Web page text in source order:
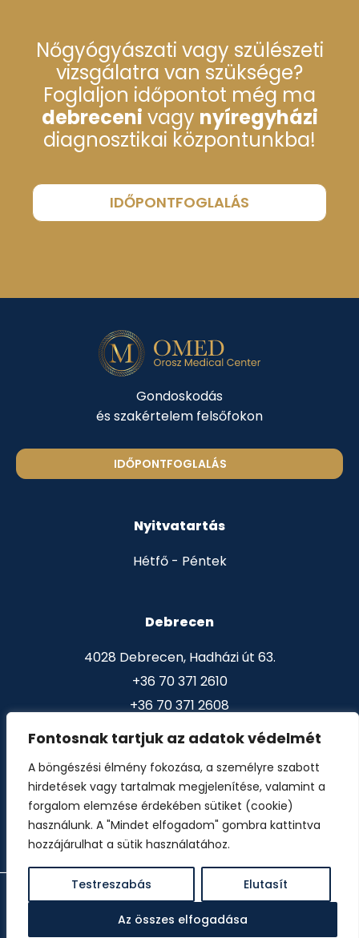
Fontosnak tartjuk az adatok védelmét
A böngészési élmény fokozása, a személyre szabott
hirdetések vagy tartalmak megjelenítése, valamint a
forgalom elemzése érdekében sütiket (cookie)
használunk. A "Mindet elfogadom" gombra kattintva
hozzájárulhat a sütik használatához.
Testreszabás Elutasít
Az összes elfogadása
Nőgyógyászati vagy szülészeti
vizsgálatra van szüksége?
Foglaljon időpontot még ma
debreceni vagy nyíregyházi
diagnosztikai központunkba!
IDŐPONTFOGLALÁS
Gondoskodás
és szakértelem felsőfokon
IDŐPONTFOGLALÁS
Nyitvatartás
Hétfő - Péntek
Debrecen
4028 Debrecen, Hadházi út 63.
+36 70 371 2610
+36 70 371 2608
Nyíregyháza
4400 Nyíregyháza, Víz utca 14. sz.
+36 30 9355 575